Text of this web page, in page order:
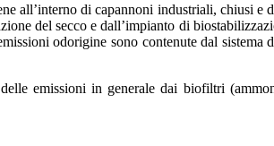
all’interno di capannoni industriali, chiusi
del secco e dall’impianto di
odorigine sono contenute dal
emissioni in generale dai biofiltri